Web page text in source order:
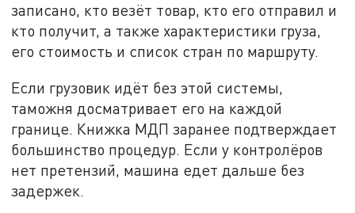
записано, кто везёт товар, кто его отправил и
кто получит, а также характеристики груза,
его стоимость и список стран по маршруту.
Если грузовик идёт без этой системы,
таможня досматривает его на каждой
границе. Книжка МДП заранее подтверждает
большинство процедур. Если у контролёров
нет претензий, машина едет дальше без
задержек.